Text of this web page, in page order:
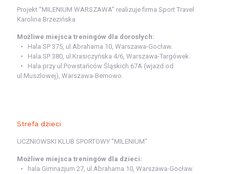
Projekt "MILENIUM WARSZAWA" realizuje firma Sport Travel
Karolina Brzezińska
Możliwe miejsca treningów dla dorosłych:
Hala SP 375, ul.Abrahama 10, Warszawa-Gocław.
Hala SP 380, ul.Krasiczyńska 4/6, Warszawa-Targówek.
Hala przy ul.Powstańców Śląskich 67A (wjazd od
ul.Muszlowej), Warszawa-Bemowo.
Strefa dzieci
UCZNIOWSKI KLUB SPORTOWY "MILENIUM"
Możliwe miejsca treningów dla dzieci:
hala Gimnazjum 27, ul.Abrahama 10, Warszawa-Gocław.